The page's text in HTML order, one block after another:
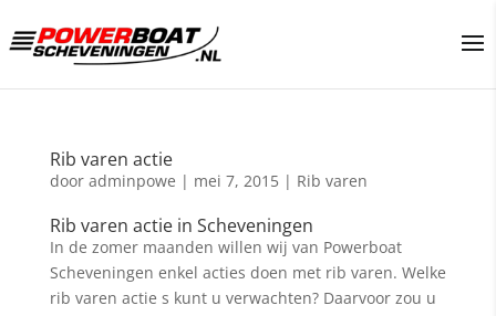
Rib varen actie
door adminpowe | mei 7, 2015| Rib varen
Rib varen actie in Scheveningen
In de zomer maanden willen wij van Powerboat
Scheveningen enkel acties doen met rib varen. Welke
rib varen actie s kunt u verwachten? Daarvoor zou u